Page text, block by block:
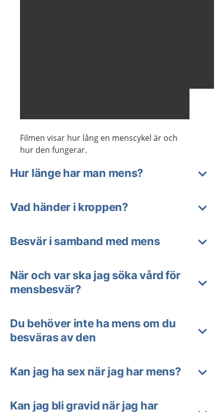
Filmen visar hur lång en menscykel är och
hur den fungerar.
Hur länge har man mens?
Vad händer i kroppen?
Besvär i samband med mens
När och var ska jag söka vård för
mensbesvär?
Du behöver inte ha mens om du
besväras av den
Kan jag ha sex när jag har mens?
Kan jag bli gravid när jag har